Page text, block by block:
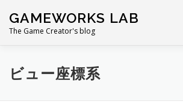
GAMEWORKS LAB
The Game Creator's blog
ビュー座標系